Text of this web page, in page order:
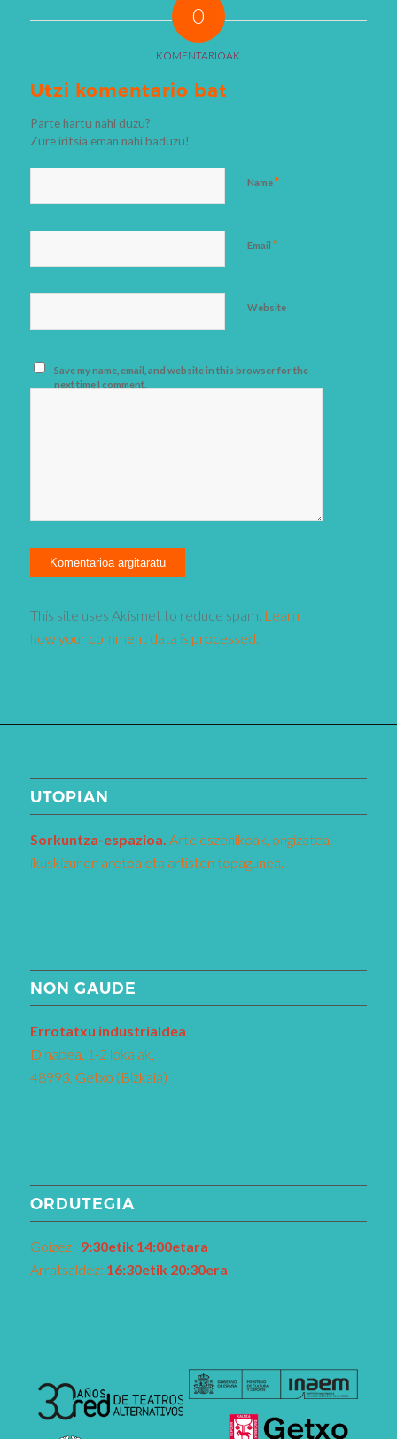
0
KOMENTARIOAK
Utzi komentario bat
Parte hartu nahi duzu?
Zure iritsia eman nahi baduzu!
Name*
Email *
Website
Save my name, email, and website in this browser for the
next time I comment.
This site uses Akismet to reduce spam. Learn
how your comment data is processed.
UTOPIAN
Sorkuntza-espazioa. Arte eszenikoak, ongizatea,
ikuskizunen aretoa eta artisten topagunea.
NON GAUDE
Errotatxu industrialdea,
D nabea, 1-2 lokalak,
48993, Getxo (Bizkaia)
ORDUTEGIA
Goizez: 9:30etik 14:00etara
Arratsaldez: 16:30etik 20:30era